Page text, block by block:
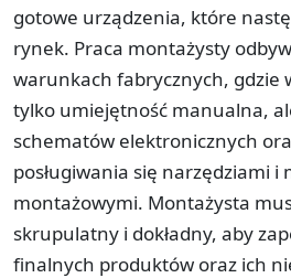
gotowe urządzenia, które
rynek. Praca montażysty
warunkach fabrycznych, gdzie
tylko umiejętność manualna,
schematów elektronicznych
posługiwania się narzędziami i
montażowymi. Montażysta
skrupulatny i dokładny, aby
finalnych produktów oraz ich